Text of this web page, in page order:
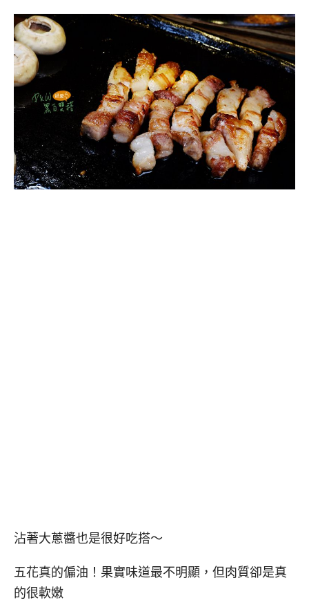
沾著大蔥醬也是很好吃搭～
五花真的偏油！果實味道最不明顯，但肉質卻是真
的很軟嫩